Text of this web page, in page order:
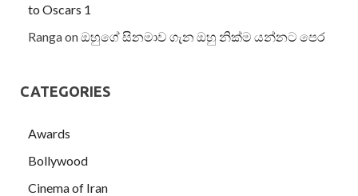
to Oscars 1
Rangaonඔහුගේ සිනමාව ගැන ඔහු නික්ම යන්නට පෙර
CATEGORIES
Awards
Bollywood
Cinema of Iran